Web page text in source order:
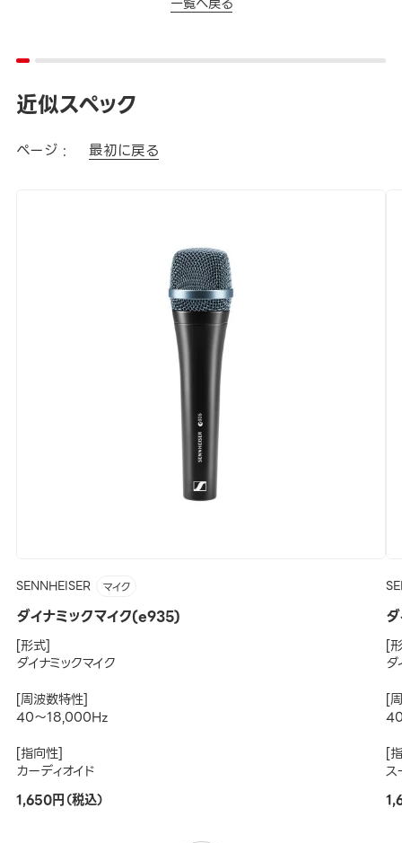
近似スペック
ページ : 最初に戻る
SENNHEISER マイク
ダイナミックマイク(e935)
[形式]
ダイナミックマイク
[周波数特性]
40～18,000Hz
[指向性]
カーディオイド
1,650円（税込）
[
ダ
[
[
ス